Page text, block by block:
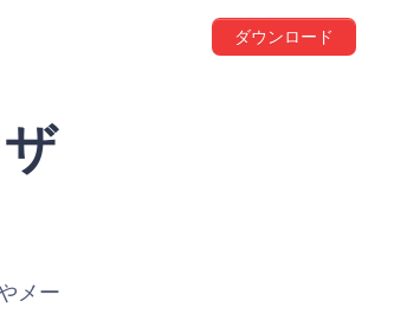
ダウンロード
メー